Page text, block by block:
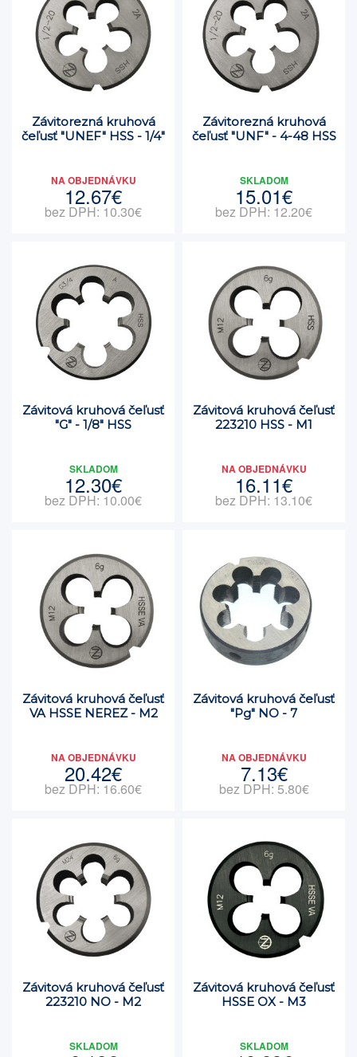
Závitorezná kruhová
čeľusť "UNEF" HSS - 1/4"
NA OBJEDNÁVKU
12.67€
bez DPH: 10.30€
Závitorezná kruhová
čeľusť "UNF" - 4-48 HSS
SKLADOM
15.01€
bez DPH: 12.20€
Závitová kruhová čeľusť
"G" - 1/8" HSS
SKLADOM
12.30€
bez DPH: 10.00€
Závitová kruhová čeľusť
223210 HSS - M1
NA OBJEDNÁVKU
16.11€
bez DPH: 13.10€
Závitová kruhová čeľusť
VA HSSE NEREZ - M2
NA OBJEDNÁVKU
20.42€
bez DPH: 16.60€
Závitová kruhová čeľusť
"Pg" NO - 7
NA OBJEDNÁVKU
7.13€
bez DPH: 5.80€
Závitová kruhová čeľusť
223210 NO - M2
SKLADOM
Závitová kruhová čeľusť
HSSE OX - M3
SKLADOM